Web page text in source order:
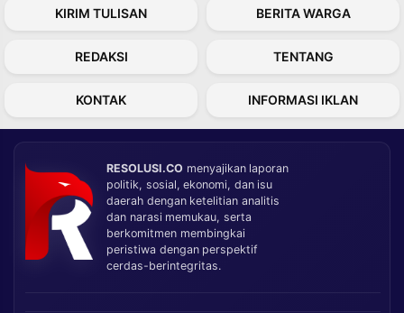
KIRIM TULISAN BERITA WARGA
REDAKSI TENTANG
KONTAK INFORMASI IKLAN
RESOLUSI.CO menyajikan laporan
politik, sosial, ekonomi, dan isu
daerah dengan ketelitian analitis
dan narasi memukau, serta
berkomitmen membingkai
peristiwa dengan perspektif
cerdas-berintegritas.